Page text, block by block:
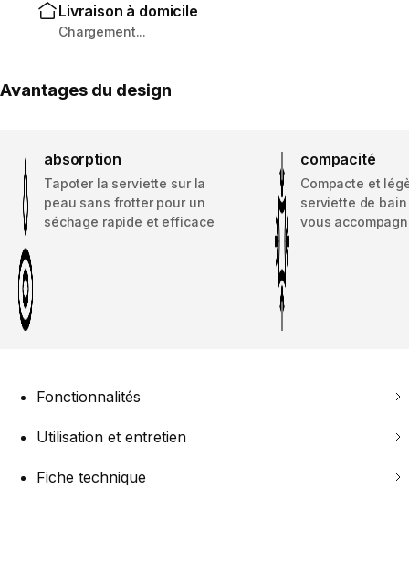
Livraison à domicile
Chargement...
Avantages du design
absorption
Tapoter la serviette sur la
peau sans frotter pour un
séchage rapide et efficace
compacité
Compacte et
serviette de
vous
Fonctionnalités
Utilisation et entretien
Fiche technique